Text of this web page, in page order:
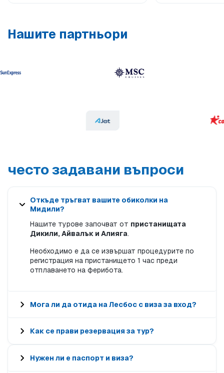
Нашите партньори
често задавани въпроси
Откъде тръгват вашите обиколки на
Мидили?
Нашите турове започват от пристанищата
Дикили, Айвалък и Алияга.
Необходимо е да се извършат процедурите по
регистрация на пристанището 1 час преди
отплаването на ферибота.
Мога ли да отида на Лесбос с виза за вход?
Как се прави резервация за тур?
Нужен ли е паспорт и виза?